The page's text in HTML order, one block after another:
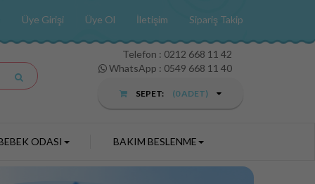
Üye Girişi Üye Ol İletişim Sipariş Takip
Telefon : 0212 668 11 42
WhatsApp : 0549 668 11 40
SEPET: (0ADET)
ODASI BAKIM BESLENME